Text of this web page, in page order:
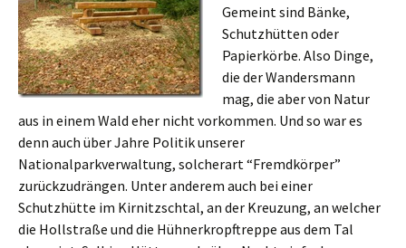
Gemeint sind Bänke,
Schutzhütten oder
Papierkörbe. Also Dinge,
die der Wandersmann
mag, die aber von Natur
aus in einem Wald eher nicht vorkommen. Und so war es
denn auch über Jahre Politik unserer
Nationalparkverwaltung, solcherart “Fremdkörper”
zurückzudrängen. Unter anderem auch bei einer
Schutzhütte im Kirnitzschtal, an der Kreuzung, an welcher
die Hollstraße und die Hühnerkropftreppe aus dem Tal